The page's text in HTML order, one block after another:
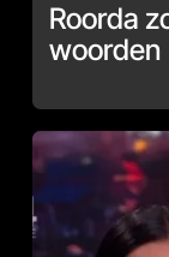
Roorda
woorden